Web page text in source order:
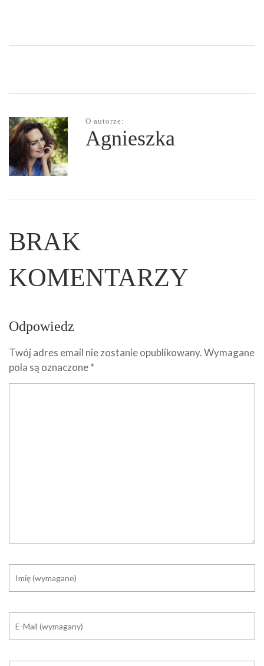
O autorze:
Agnieszka
BRAK
KOMENTARZY
Odpowiedz
Twój adres email nie zostanie opublikowany.Wymagane
pola są oznaczone*